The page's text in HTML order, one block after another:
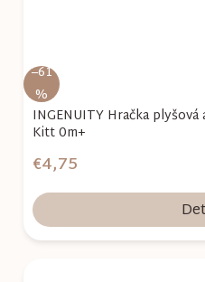
–61
%
INGENUITY Hračka
Kitt 0m+
€4,75